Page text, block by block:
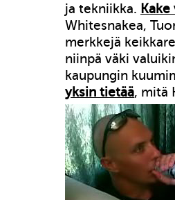
ja tekniikka.
Whitesnakea,
merkkejä
niinpä väki
kaupungin
yksin tietää, mitä